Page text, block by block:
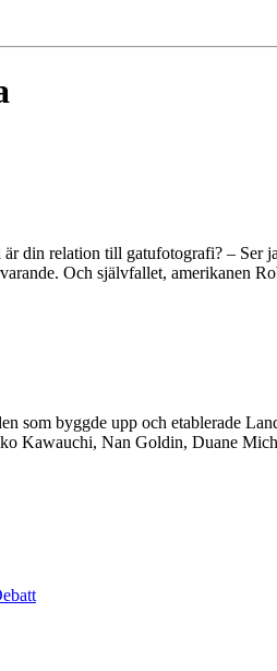
din relation till gatufotografi? –
Och självfallet, amerikanen
som byggde upp och etablerade
Kawauchi, Nan Goldin, Duane